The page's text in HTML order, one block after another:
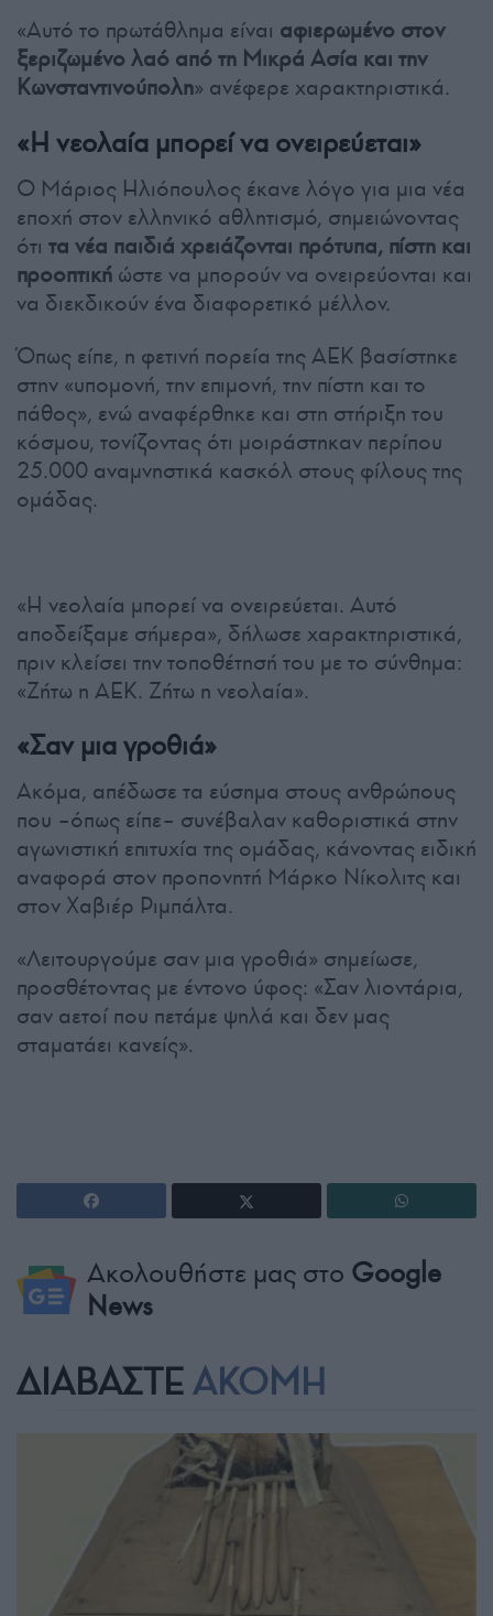
«Αυτό το πρωτάθλημα είναι αφιερωμένο στον
ξεριζωμένο λαό από τη Μικρά Ασία και την
Κωνσταντινούπολη» ανέφερε χαρακτηριστικά.
«Η νεολαία μπορεί να ονειρεύεται»
Ο Μάριος Ηλιόπουλος έκανε λόγο για μια νέα
εποχή στον ελληνικό αθλητισμό, σημειώνοντας
ότι τα νέα παιδιά χρειάζονται πρότυπα, πίστη και
προοπτική ώστε να μπορούν να ονειρεύονται και
να διεκδικούν ένα διαφορετικό μέλλον.
Όπως είπε, η φετινή πορεία της ΑΕΚ βασίστηκε
στην «υπομονή, την επιμονή, την πίστη και το
πάθος», ενώ αναφέρθηκε και στη στήριξη του
κόσμου, τονίζοντας ότι μοιράστηκαν περίπου
25.000 αναμνηστικά κασκόλ στους φίλους της
ομάδας.
«Η νεολαία μπορεί να ονειρεύεται. Αυτό
αποδείξαμε σήμερα», δήλωσε χαρακτηριστικά,
πριν κλείσει την τοποθέτησή του με το σύνθημα:
«Ζήτω η ΑΕΚ. Ζήτω η νεολαία».
«Σαν μια γροθιά»
Ακόμα, απέδωσε τα εύσημα στους ανθρώπους
που –όπως είπε– συνέβαλαν καθοριστικά στην
αγωνιστική επιτυχία της ομάδας, κάνοντας ειδική
αναφορά στον προπονητή Μάρκο Νίκολιτς και
στον Χαβιέρ Ριμπάλτα.
«Λειτουργούμε σαν μια γροθιά» σημείωσε,
προσθέτοντας με έντονο ύφος: «Σαν λιοντάρια,
σαν αετοί που πετάμε ψηλά και δεν μας
σταματάει κανείς».
Ακολουθήστε μας στο Google
News
ΔΙΑΒΑΣΤΕ ΑΚΟΜΗ